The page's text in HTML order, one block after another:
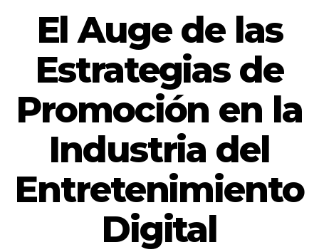
El Auge de las
Estrategias de
Promoción en la
Industria del
Entretenimiento
Digital